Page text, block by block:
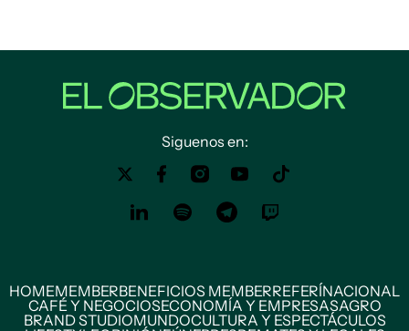
Siguenos en:
HOMEMEMBERBENEFICIOS MEMBERREFERÍNACIONAL
CAFÉ Y NEGOCIOSECONOMÍA Y EMPRESASAGRO
BRAND STUDIOMUNDOCULTURA Y ESPECTÁCULOS